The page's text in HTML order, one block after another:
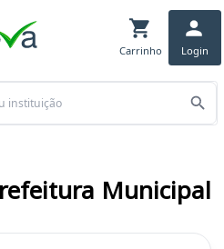
Carrinho Login
Municipal